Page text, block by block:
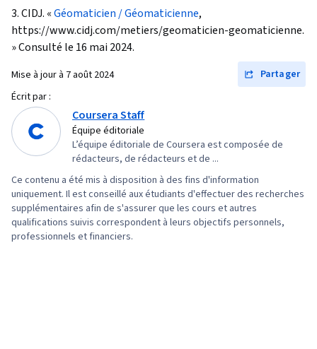
3. CIDJ. «Géomaticien / Géomaticienne,
https://www.cidj.com/metiers/geomaticien-geomaticienne.
» Consulté le 16 mai 2024.
Mise à jour à 7 août 2024
Partager
Écrit par :
Coursera Staff
Équipe éditoriale
L’équipe éditoriale de Coursera est composée de
rédacteurs, de rédacteurs et de ...
Ce contenu a été mis à disposition à des fins d'information
uniquement. Il est conseillé aux étudiants d'effectuer des recherches
supplémentaires afin de s'assurer que les cours et autres
qualifications suivis correspondent à leurs objectifs personnels,
professionnels et financiers.